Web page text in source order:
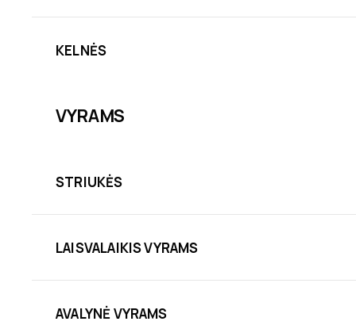
KELNĖS
VYRAMS
STRIUKĖS
LAISVALAIKIS VYRAMS
AVALYNĖ VYRAMS